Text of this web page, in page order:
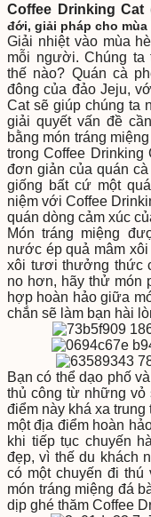
Coffee Drinking Cat
đới, giải pháp cho
Giải nhiệt vào mùa
mỗi người. Chúng
thế nào? Quán cà
đông của đảo Jeju,
Cat sẽ giúp chúng ta
giải quyết vấn đề
bằng món tráng
trong Coffee
đơn giản của quán
giống bất cứ một
niệm với Coffee
quán dòng cảm xúc
Món tráng miệng
nước ép quả mâm xôi
xôi tươi thưởng thức
no hơn, hãy thử món
hợp hoàn hảo giữa
chắn sẽ làm bạn hài
Bạn có thể dạo phố
thủ công từ những vỏ
điểm này khá xa
một địa điểm hoàn
khi tiếp tục chuyến
đẹp, vì thế du khách
có một chuyến đi
món tráng miệng đá
dịp ghé thăm Coffee